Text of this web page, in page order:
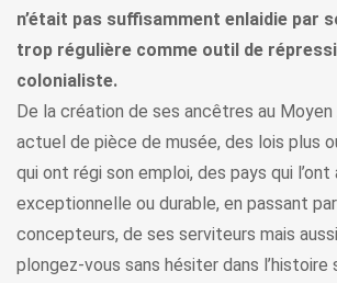
n’était pas suffisamment enlaidie par
trop régulière comme outil de
colonialiste.
De la création de ses ancêtres au
actuel de pièce de musée, des lois plus
qui ont régi son emploi, des pays qui
exceptionnelle ou durable, en passant
concepteurs, de ses serviteurs mais
plongez-vous sans hésiter dans l’histoire